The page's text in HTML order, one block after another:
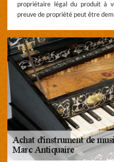
propriétaire légal du produit à
preuve de propriété peut être